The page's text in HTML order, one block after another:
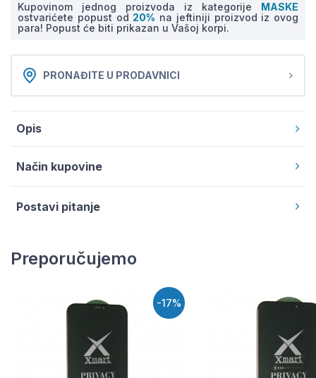
Kupovinom jednog proizvoda iz kategorije MASKE
ostvarićete popust od 20% na jeftiniji proizvod iz ovog
para! Popust će biti prikazan u Vašoj korpi.
PRONAĐITE U PRODAVNICI
Opis
Način kupovine
Postavi pitanje
Preporučujemo
-17%